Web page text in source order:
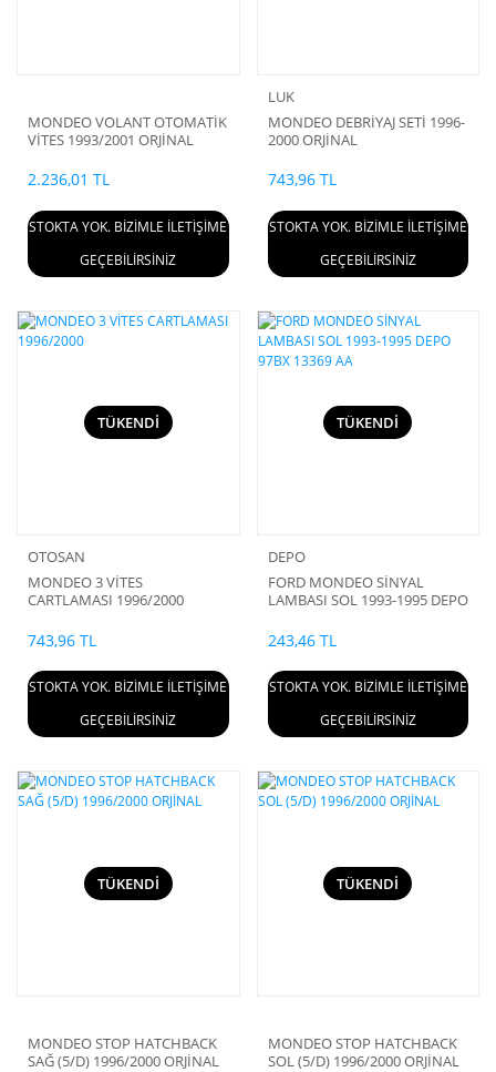
MONDEO VOLANT OTOMATİK
VİTES 1993/2001 ORJİNAL
2.236,01 TL
STOKTA YOK. BİZİMLE İLETİŞİME
GEÇEBİLİRSİNİZ
LUK
MONDEO DEBRİYAJ SETİ 1996-
2000 ORJİNAL
743,96 TL
STOKTA YOK. BİZİMLE İLETİŞİME
GEÇEBİLİRSİNİZ
TÜKENDİ
OTOSAN
MONDEO 3 VİTES
CARTLAMASI 1996/2000
743,96 TL
STOKTA YOK. BİZİMLE İLETİŞİME
GEÇEBİLİRSİNİZ
TÜKENDİ
DEPO
FORD MONDEO SİNYAL
LAMBASI SOL 1993-1995 DEPO
243,46 TL
STOKTA YOK. BİZİMLE İLETİŞİME
GEÇEBİLİRSİNİZ
TÜKENDİ
MONDEO STOP HATCHBACK
SAĞ (5/D) 1996/2000 ORJİNAL
TÜKENDİ
MONDEO STOP HATCHBACK
SOL (5/D) 1996/2000 ORJİNAL